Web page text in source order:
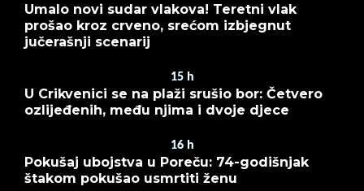
Umalo novi sudar vlakova! Teretni vlak
prošao kroz crveno, srećom izbjegnut
jučerašnji scenarij
15 h
U Crikvenici se na plaži srušio bor: Četvero
ozlijeđenih, među njima i dvoje djece
16 h
Pokušaj ubojstva u Poreču: 74-godišnjak
štakom pokušao usmrtiti ženu